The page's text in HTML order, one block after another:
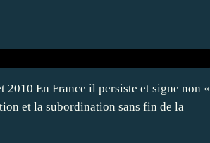
En France il persiste et signe non «
et la subordination sans fin de la